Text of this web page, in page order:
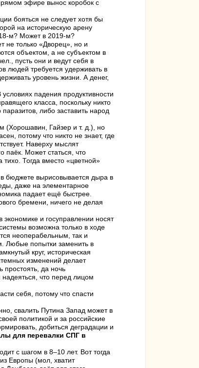
эфире вынос коробок с
бояться не следует хотя бы
на историческую арену
18-м? Может в 2019-м?
не только «Дворец», но и
объектом, а не субъектом в
пусть они и ведут себя в
людей требуется удерживать в
уровень жизни. А денег,
падения продуктивности
класса, поскольку никто
либо заставить народ
(Хорошавин, Гайзер и т. д.), но
потому что никто не знает, где
Наверху мыслят
паёк. Может статься, что
Тогда вместо «цветной»
бюджете вырисовывается дыра в
даже на элементарное
падает ещё быстрее.
бремени, ничего не делая
и госуправлении носят
возможна только в ходе
неоперабельным, так и
Любые попытки заменить в
круг, историческая
изменений делает
да ночь
надеяться, что перед лицом
себя, потому что спасти
свалить Путина Запад может в
политикой и за российские
добиться деградации и
для перевалки СПГ в
с шагом в 8–10 лет. Вот тогда
Европы (мол, хватит